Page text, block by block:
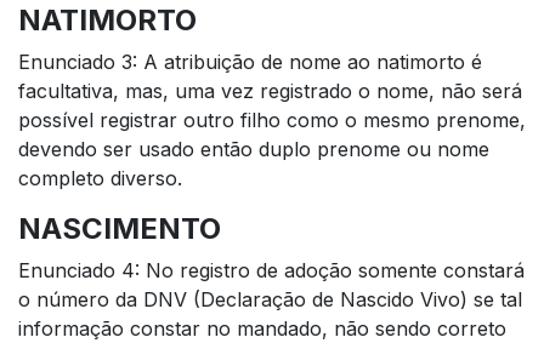
NATIMORTO
Enunciado 3: A atribuição de nome ao natimorto é
facultativa, mas, uma vez registrado o nome, não será
possível registrar outro filho como o mesmo prenome,
devendo ser usado então duplo prenome ou nome
completo diverso.
NASCIMENTO
Enunciado 4: No registro de adoção somente constará
o número da DNV (Declaração de Nascido Vivo) se tal
informação constar no mandado, não sendo correto